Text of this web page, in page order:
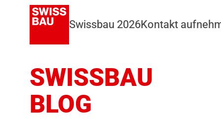
Swissbau 2026Kontakt
SWISSBAU
BLOG